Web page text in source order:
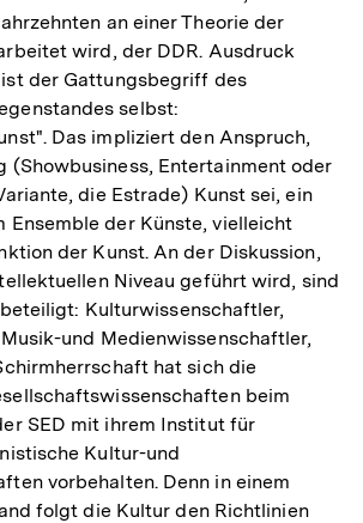
an einer Theorie der
wird, der DDR. Ausdruck
ist der Gattungsbegriff des
selbst:
Das impliziert den Anspruch,
(Showbusiness, Entertainment oder
die Estrade) Kunst sei, ein
Ensemble der Künste, vielleicht
der Kunst. An der Diskussion,
Niveau geführt wird, sind
Kulturwissenschaftler,
und Medienwissenschaftler,
hat sich die
beim
SED mit ihrem Institut für
Kultur-und
vorbehalten. Denn in einem
folgt die Kultur den Richtlinien